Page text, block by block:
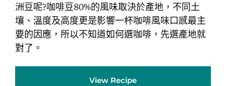
洲豆呢?咖啡豆80%的風味取決於產地，不同土
壤、溫度及高度更是影響一杯咖啡風味口感最主
要的因應，所以不知道如何選咖啡，先選產地就
對了。
View Recipe